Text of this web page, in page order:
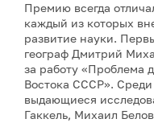
Премию всегда
каждый из которых
развитие науки.
географ Дмитрий
за работу «Проблема
Востока СССР». Среди
выдающиеся
Гаккель, Михаил